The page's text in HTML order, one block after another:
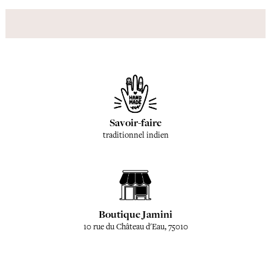
Savoir-faire
traditionnel indien
Boutique Jamini
10 rue du Château d'Eau, 75010